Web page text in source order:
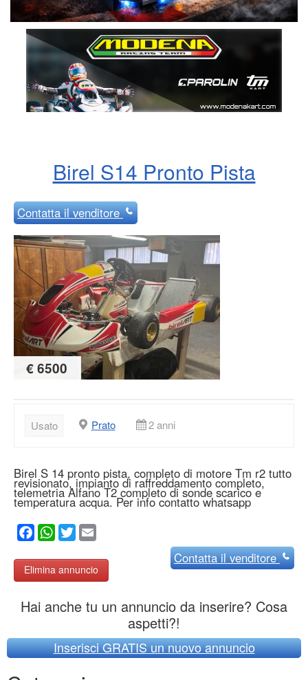
Birel S14 Pronto Pista
Contattail venditore
€ 6500
Usato Prato 2 anni
Birel S 14 pronto pista, completo di motore Tm r2 tutto
revisionato, impianto di raffreddamento completo,
telemetria Alfano T2 completo di sonde scarico e
temperatura acqua. Per info contatto whatsapp
Facebook
WhatsApp
Twitter
Elimina annuncio
Contattail venditore
Hai anche tu un annuncio da inserire? Cosa
aspetti?!
Inserisci GRATIS un nuovo annuncio